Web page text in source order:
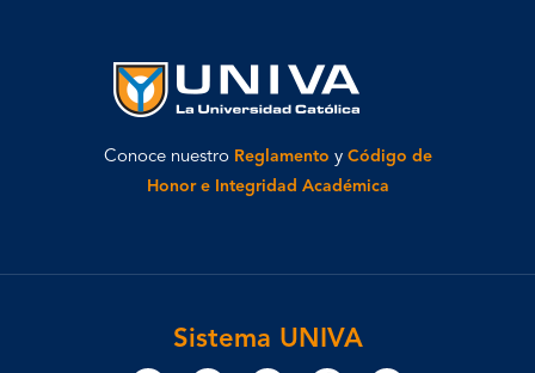
Conoce nuestro Reglamento y Código de
Honor e Integridad Académica
Sistema UNIVA